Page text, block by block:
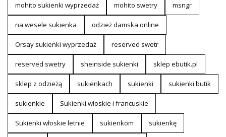
mohito sukienki wyprzedaż mohito swetry msngr
na wesele sukienka odzież damska online
Orsay sukienki wyprzedaż reserved swetr
reserved swetry sheinside sukienki sklep ebutik.pl
sklep z odzieżą sukienkach sukienki sukienki butik
sukienkie Sukienki włoskie i francuskie
Sukienki włoskie letnie sukienkom sukienkę